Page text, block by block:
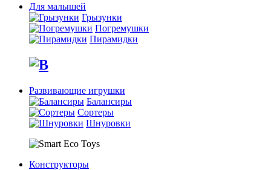
Для малышей
Грызунки
Погремушки
Пирамидки
Развивающие игрушки
Балансиры
Сортеры
Шнуровки
Конструкторы